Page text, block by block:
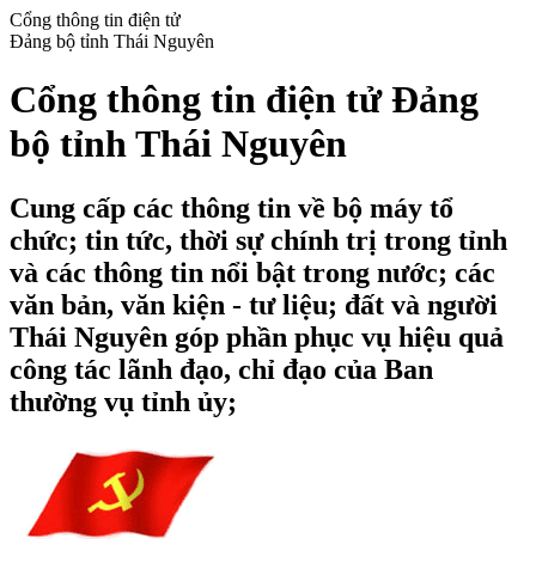
Cổng thông tin điện tử
Đảng bộ tỉnh Thái Nguyên
Cổng thông tin điện tử Đảng
bộ tỉnh Thái Nguyên
Cung cấp các thông tin về bộ máy tổ
chức; tin tức, thời sự chính trị trong tỉnh
và các thông tin nổi bật trong nước; các
văn bản, văn kiện - tư liệu; đất và người
Thái Nguyên góp phần phục vụ hiệu quả
công tác lãnh đạo, chỉ đạo của Ban
thường vụ tỉnh ủy;